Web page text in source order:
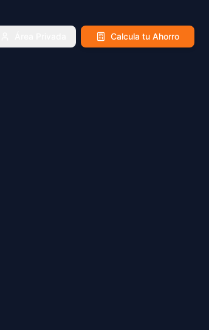
Calcula tu Ahorro